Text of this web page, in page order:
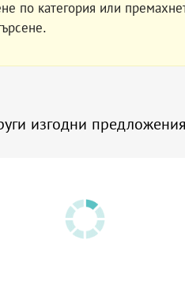
по категория или
изгодни предложения